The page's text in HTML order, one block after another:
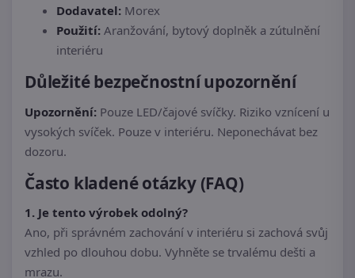
Dodavatel: Morex
Použití: Aranžování, bytový doplněk a zútulnění
interiéru
Důležité bezpečnostní upozornění
Upozornění: Pouze LED/čajové svíčky. Riziko vznícení u
vysokých svíček. Pouze v interiéru. Neponechávat bez
dozoru.
Často kladené otázky (FAQ)
1. Je tento výrobek odolný?
Ano, při správném zachování v interiéru si zachová svůj
vzhled po dlouhou dobu. Vyhněte se trvalému dešti a
mrazu.